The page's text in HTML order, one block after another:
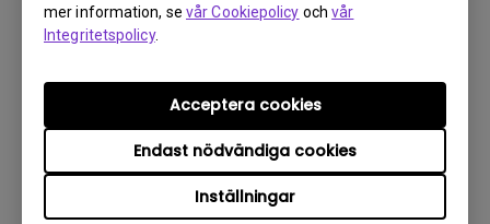
mer information, se vår Cookiepolicy ochvår
Integritetspolicy.
Inställningar
Endast nödvändiga cookies
Acceptera cookies
Förhandsgranska
Användarhandbok
Användarhandbok